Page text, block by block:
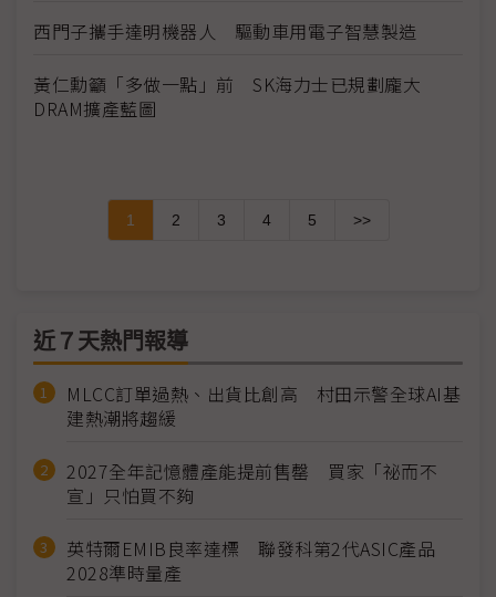
西門子攜手達明機器人 驅動車用電子智慧製造
黃仁勳籲「多做一點」前 SK海力士已規劃龐大
DRAM擴產藍圖
1 2 3 4 5 >>
近７天熱門報導
MLCC訂單過熱、出貨比創高 村田示警全球AI基
建熱潮將趨緩
2027全年記憶體產能提前售罄 買家「祕而不
宣」只怕買不夠
英特爾EMIB良率達標 聯發科第2代ASIC產品
2028準時量產